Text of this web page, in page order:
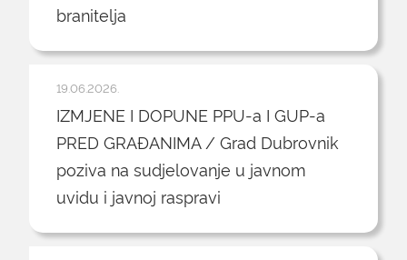
branitelja
19.06.2026.
IZMJENE I DOPUNE PPU-a I GUP-a
PRED GRAĐANIMA / Grad Dubrovnik
poziva na sudjelovanje u javnom
uvidu i javnoj raspravi